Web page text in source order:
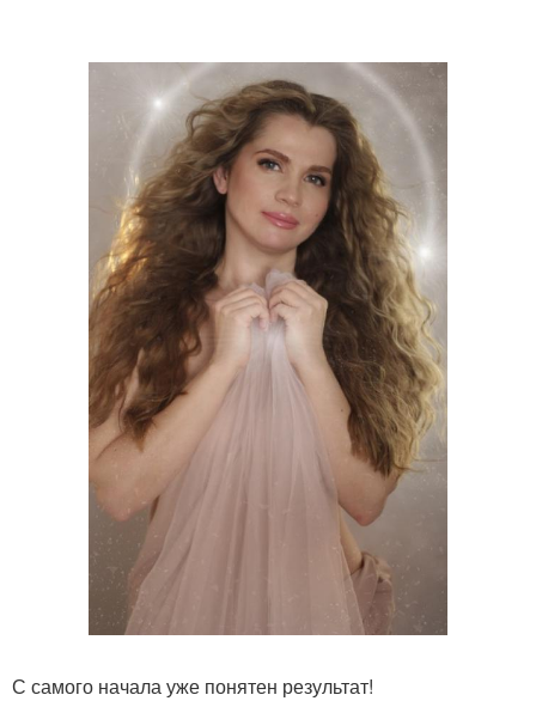
С самого начала уже понятен результат!